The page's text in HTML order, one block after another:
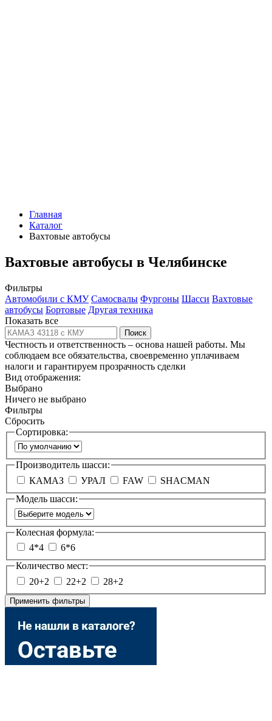
Главная
Каталог
Вахтовые автобусы
Вахтовые автобусы в Челябинске
Фильтры
Автомобили с КМУ Самосвалы Фургоны Шасси Вахтовые
автобусы Бортовые Другая техника
Показать все
Поиск
Честность и ответственность – основа нашей работы. Мы
соблюдаем все обязательства, своевременно уплачиваем
налоги и гарантируем прозрачность сделки
Вид отображения:
Выбрано
Ничего не выбрано
Фильтры
Сбросить
Сортировка:
Производитель шасси:
КАМАЗ
УРАЛ FAW
SHACMAN
Модель шасси:
Колесная формула:
4*4
6*6
Количество мест:
20+2
22+2 28+2
Применить фильтры